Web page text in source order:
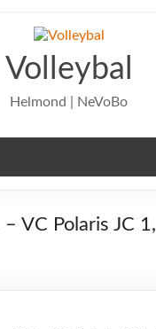
Volleybal
Helmond | NeVoBo
– VC Polaris JC 1,